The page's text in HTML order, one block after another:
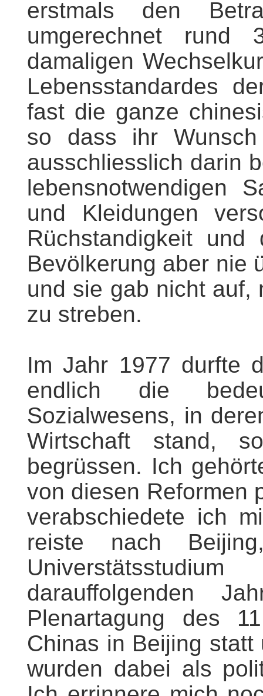
erstmals den
umgerechnet
damaligen
Lebensstandardes
fast die ganze
so dass ihr
ausschliesslich darin
lebensnotwendigen
und Kleidungen
Rüchstandigkeit
Bevölkerung aber nie
und sie gab nicht auf,
zu streben.
Im Jahr 1977 durfte
endlich die
Sozialwesens, in
Wirtschaft stand,
begrüssen. Ich
von diesen Reformen
verabschiedete ich
reiste nach
darauffolgenden
Plenartagung des
Chinas in Beijing
wurden dabei als